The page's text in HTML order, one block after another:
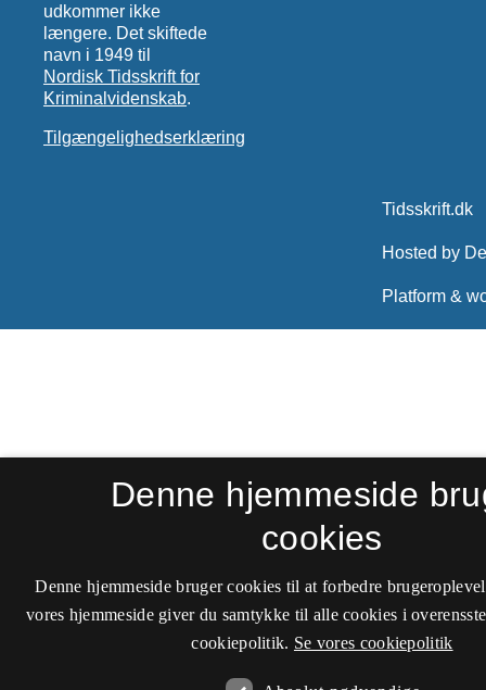
udkommer ikke
længere. Det skiftede
navn i 1949 til
Nordisk Tidsskrift for
Kriminalvidenskab.
Tilgængelighedserklæring
Denne hjemmeside
cookies
Denne hjemmeside bruger cookies til at forbedre
vores hjemmeside giver du samtykke til alle cookies i
cookiepolitik. Se vores cookiepolitik